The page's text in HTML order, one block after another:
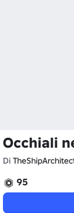
Occhiali
Di
95